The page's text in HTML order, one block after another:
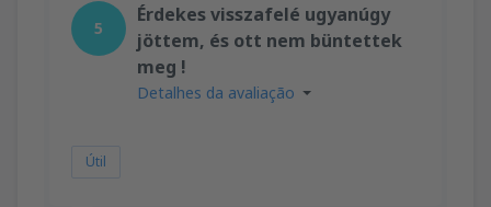
5
Érdekes visszafelé ugyanúgy
jöttem, és ott nem büntettek
meg !
Detalhes da avaliação
Útil